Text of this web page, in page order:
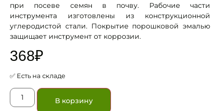
при посеве семян в почву. Рабочие части
инструмента изготовлены из конструкционной
углеродистой стали. Покрытие порошковой эмалью
защищает инструмент от коррозии.
368₽
✅ Есть на складе
В корзину